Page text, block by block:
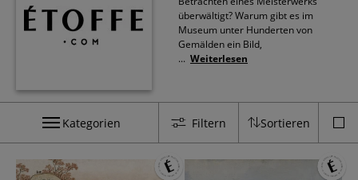
überwältigt? Warum gibt es im
Museum unter Hunderten von
Gemälden ein Bild,
... Weiterlesen
Kategorien Filtern Sortieren